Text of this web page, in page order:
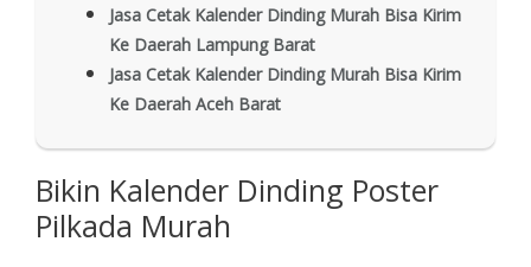
Jasa Cetak Kalender Dinding Murah Bisa Kirim
Ke Daerah Lampung Barat
Jasa Cetak Kalender Dinding Murah Bisa Kirim
Ke Daerah Aceh Barat
Bikin Kalender Dinding Poster
Pilkada Murah